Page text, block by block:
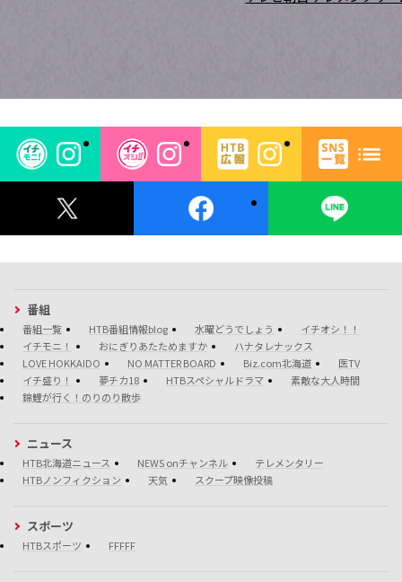
番組
番組一覧 HTB番組情報blog 水曜どうでしょう
イチオシ！！
イチモニ！
おにぎりあたためますか
ハナタレナックス
LOVE HOKKAIDO
NO MATTER BOARD Biz.com北海道
医TV
イチ盛り！
夢チカ18 HTBスペシャルドラマ
素敵な大人時間
錦鯉が行く！のりのり散歩
ニュース
HTB北海道ニュース NEWS onチャンネル
テレメンタリー
HTBノンフィクション
天気 スクープ映像投稿
スポーツ
HTBスポーツ FFFFF